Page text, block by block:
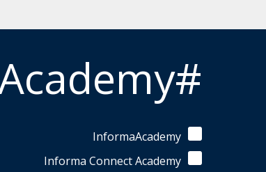
#InformaConnectAcademy
InformaAcademy
Informa Connect Academy